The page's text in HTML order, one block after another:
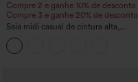
Compre 2 e ganhe 10% de desconto |
Compre 3 e ganhe 20% de desconto
Saia midi casual de cintura alta,
modeladora para a barriga, franzida,
com barra curva, 2 em 1 fleece/PU